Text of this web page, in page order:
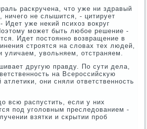
раскручена, что уже ни здравый
не слышится, - цитирует
Идет уже некий психоз вокруг
может быть любое решение -
Идет постоянно возвращение в
строятся на словах тех людей,
уличаем, увольняем, отстраняем.
другую правду. По сути дела,
на Всероссийскую
они сняли ответственность
всю распустить, если у них
под уголовным преследованием -
взятки и скрытии проб